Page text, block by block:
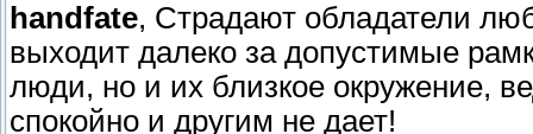
handfate, Страдают обладатели
выходит далеко за допустимые
люди, но и их близкое окружение,
спокойно и другим не дает!